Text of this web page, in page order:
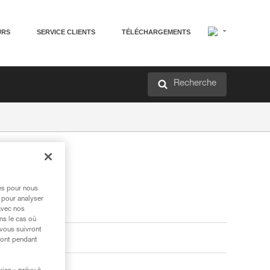
SERVICE CLIENTS TÉLÉCHARGEMENTS
Recherche
pour nous
analyser
nos
le cas où
suivront
pendant